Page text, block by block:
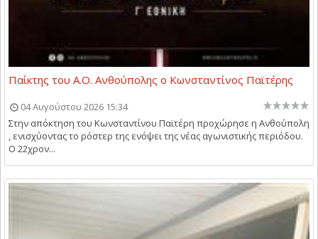
Παίκτης του Α.Ο. Ανθούπολης ο Κωνσταντίνος Παϊτέρης
04 Αυγούστου 2026 15:34
Στην απόκτηση του Κωνσταντίνου Παϊτέρη προχώρησε η Ανθούπολη
, ενισχύοντας το ρόστερ της ενόψει της νέας αγωνιστικής περιόδου.
Ο 22χρον...